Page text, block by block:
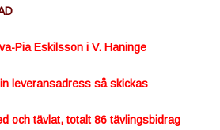
Pia Eskilsson i V. Haninge
leveransadress så skickas
och tävlat, totalt 86 tävlingsbidrag